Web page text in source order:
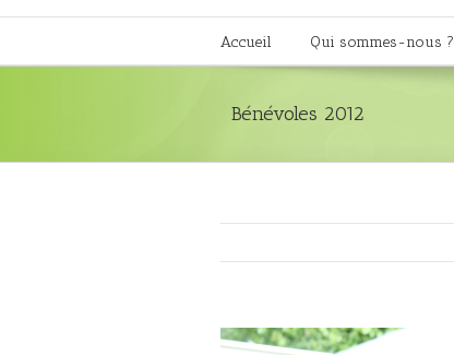
Accueil Qui sommes-nous ?
Bénévoles 2012